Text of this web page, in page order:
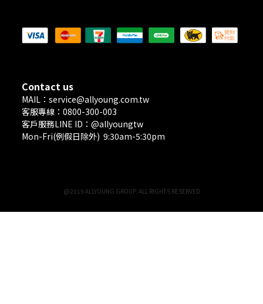
Contact us
MAIL：service@allyoung.com.tw
客服專線：0800-300-003
客戶服務LINE ID：@allyoungtw
Mon-Fri(例假日除外) 9:30am-5:30pm
@2019 ALLYOUNG GROUP. ALL RIGHTS RESERVED